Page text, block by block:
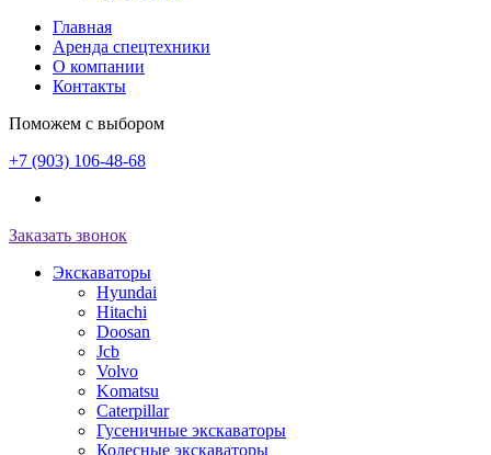
Главная
Аренда спецтехники
О компании
Контакты
Поможем с выбором
+7 (903) 106-48-68
Заказать звонок
Экскаваторы
Hyundai
Hitachi
Doosan
Jcb
Volvo
Komatsu
Caterpillar
Гусеничные экскаваторы
Колесные экскаваторы